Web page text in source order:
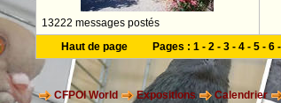
13222 messages postés
Haut de page Pages : 1- 2- 3- 4- 5- 6-
CFPOI World Expositions Calendrier